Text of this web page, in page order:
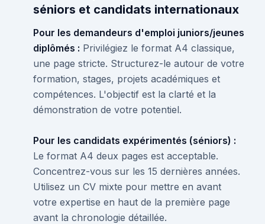
séniors et candidats internationaux
Pour les demandeurs d'emploi juniors/jeunes
diplômés : Privilégiez le format A4 classique,
une page stricte. Structurez-le autour de votre
formation, stages, projets académiques et
compétences. L'objectif est la clarté et la
démonstration de votre potentiel.
Pour les candidats expérimentés (séniors) :
Le format A4 deux pages est acceptable.
Concentrez-vous sur les 15 dernières années.
Utilisez un CV mixte pour mettre en avant
votre expertise en haut de la première page
avant la chronologie détaillée.